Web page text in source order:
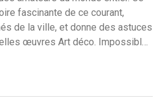
fascinante de ce courant,
de la ville, et donne des astuces
œuvres Art déco. Impossible
pour quiconque souhaite